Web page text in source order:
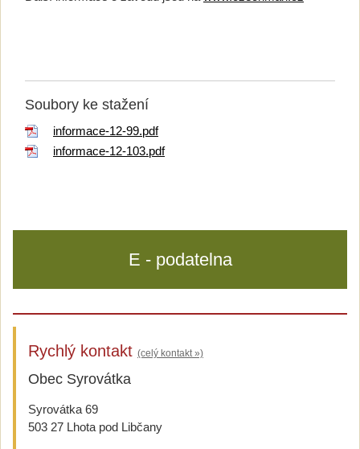
Soubory ke stažení
informace-12-99.pdf
informace-12-103.pdf
E - podatelna
Rychlý kontakt (celý kontakt »)
Obec Syrovátka
Syrovátka 69
503 27 Lhota pod Libčany